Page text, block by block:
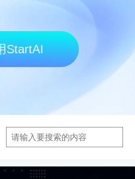
StartAI
搜
索